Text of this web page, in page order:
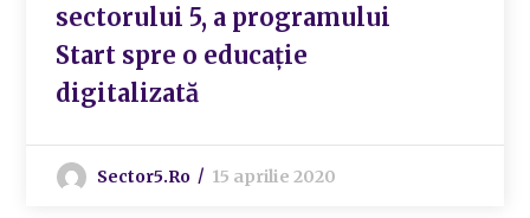
sectorului 5, a programului
Start spre o educație
digitalizată
Sector5.ro 15 aprilie 2020